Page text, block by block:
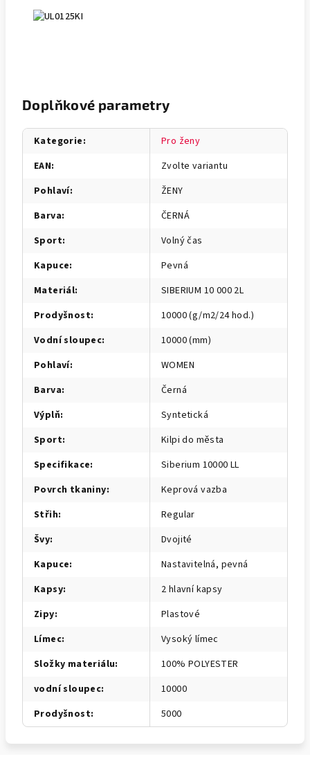
Doplňkové parametry
Kategorie:
Pro ženy
EAN:
Zvolte variantu
Pohlaví:
ŽENY
Barva:
ČERNÁ
Sport:
Volný čas
Kapuce:
Pevná
Materiál:
SIBERIUM 10 000 2L
Prodyšnost:
10000 (g/m2/24 hod.)
Vodní sloupec:
10000 (mm)
Pohlaví:
WOMEN
Barva:
Černá
Výplň:
Syntetická
Sport:
Kilpi do města
Specifikace:
Siberium 10000 LL
Povrch tkaniny:
Keprová vazba
Střih:
Regular
Švy:
Dvojité
Kapuce:
Nastavitelná, pevná
Kapsy:
2 hlavní kapsy
Zipy:
Plastové
Límec:
Vysoký límec
Složky materiálu:
100% POLYESTER
vodní sloupec:
10000
Prodyšnost: 5000